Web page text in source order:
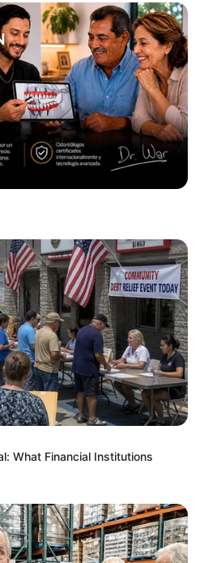
Conversations Beyond The
is the secret to feeling your
What Financial Institutions